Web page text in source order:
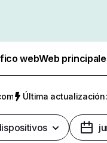
webWeb
Última